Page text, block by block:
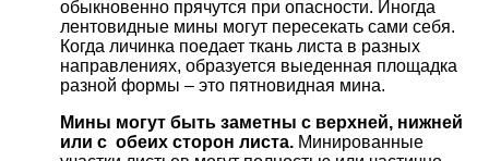
обыкновенно прячутся при опасности. Иногда
лентовидные мины могут пересекать сами себя.
Когда личинка поедает ткань листа в разных
направлениях, образуется выеденная площадка
разной формы – это пятновидная мина.
Мины могут быть заметны с верхней, нижней
или с обеих сторон листа. Минированные